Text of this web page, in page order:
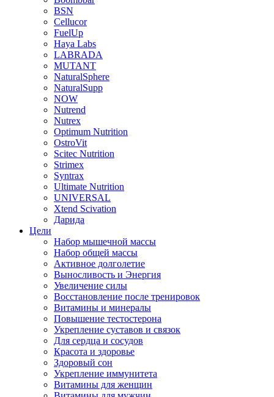
BSN
Cellucor
FuelUp
Haya Labs
LABRADA
MUTANT
NaturalSphere
NaturalSupp
NOW
Nutrend
Nutrex
Optimum Nutrition
OstroVit
Scitec Nutrition
Strimex
Syntrax
Ultimate Nutrition
UNIVERSAL
Xtend Scivation
Дарида
Цели
Набор мышечной массы
Набор общей массы
Активное долголетие
Выносливость и Энергия
Увеличение силы
Восстановление после тренировок
Витамины и минералы
Повышение тестостерона
Укрепление суставов и связок
Для сердца и сосудов
Красота и здоровье
Здоровый сон
Укрепление иммунитета
Витамины для женщин